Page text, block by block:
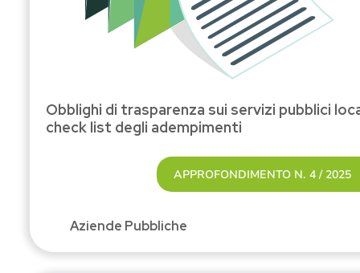
Obblighi di trasparenza sui servizi pubblici
check list degli adempimenti
APPROFONDIMENTO N. 4 / 2025
Aziende Pubbliche